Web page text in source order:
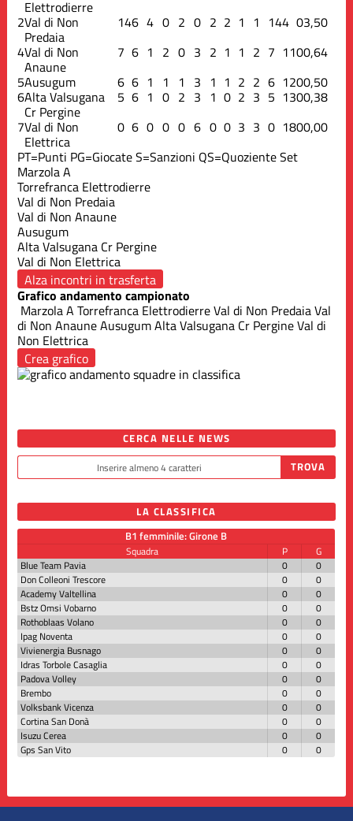
Elettrodierre
2Val di Non
Predaia
146 4 0 2 0 2 2 1 1 144 03,50
4Val di Non
Anaune
7 6 1 2 0 3 2 1 1 2 7 1100,64
5Ausugum 6 6 1 1 1 3 1 1 2 2 6 1200,50
6Alta Valsugana
Cr Pergine
5 6 1 0 2 3 1 0 2 3 5 1300,38
7Val di Non
Elettrica
0 6 0 0 0 6 0 0 3 3 0 1800,00
PT=Punti PG=GiocateS=Sanzioni QS=Quoziente Set
Marzola A
Torrefranca Elettrodierre
Val di Non Predaia
Val di Non Anaune
Ausugum
Alta Valsugana Cr Pergine
Val di Non Elettrica
Alza incontri in trasferta
Grafico andamento campionato
Marzola A Torrefranca ElettrodierreVal di Non PredaiaVal
di Non AnauneAusugumAlta Valsugana Cr PergineVal di
Non Elettrica
Crea grafico
CERCA NELLE NEWS
LA CLASSIFICA
B1 femminile: Girone B
Squadra P
G
Blue Team Pavia
0
0
Don Colleoni Trescore
0
0
Academy Valtellina
0
0
Bstz Omsi Vobarno
0
0
Rothoblaas Volano
0
0
Ipag Noventa
0
0
Vivienergia Busnago
0
0
Idras Torbole Casaglia
0
0
Padova Volley
0
0
Brembo
0
0
Volksbank Vicenza
0
0
Cortina San Donà
0
0
Isuzu Cerea
0
0
Gps San Vito
0 0